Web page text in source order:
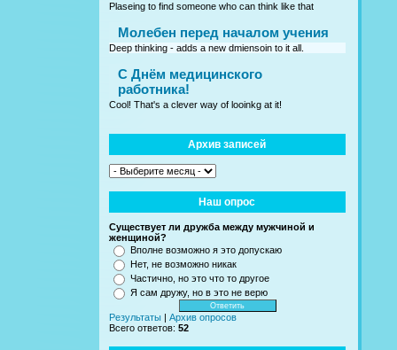
Plaseing to find someone who can think like that
Молебен перед началом учения
Deep thinking - adds a new dmiensoin to it all.
C Днём медицинского
работника!
Cool! That's a clever way of looinkg at it!
Архив записей
Наш опрос
Существует ли дружба между мужчиной и
женщиной?
Вполне возможно я это допускаю
Нет, не возможно никак
Частично, но это что то другое
Я сам дружу, но в это не верю
Результаты
Архив опросов
Всего ответов: 52